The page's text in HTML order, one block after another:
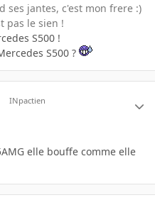
ses jantes, c'est mon frere :)
pas le sien !
S500 !
S500 ?
INpactien
elle bouffe comme elle